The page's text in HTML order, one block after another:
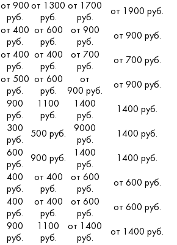
от 900
руб.
от 1300
руб.
от 1700
руб.
от 1900 руб.
от 400
руб.
от 600
руб.
от 900
руб.
от 900 руб.
от 400
руб.
от 400
руб.
от 700
руб.
от 700 руб.
от 500
руб.
от 600
руб.
от
900 руб.
от 900 руб.
900
руб.
1100
руб.
1400
руб.
1400 руб.
300
руб.
500 руб.
9000
руб.
1400 руб.
600
руб.
900 руб.
1400
руб.
1400 руб.
400
руб.
от 400
руб.
от 600
руб.
от 600 руб.
400
руб.
от 400
руб.
от 600
руб.
от 600 руб.
900
руб.
1100
руб.
от 1400
руб.
от 1400 руб.